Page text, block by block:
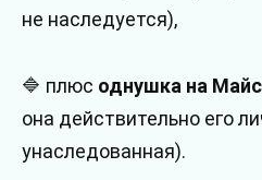
не наследуется),
🔷 плюс однушка на
она действительно его
унаследованная).